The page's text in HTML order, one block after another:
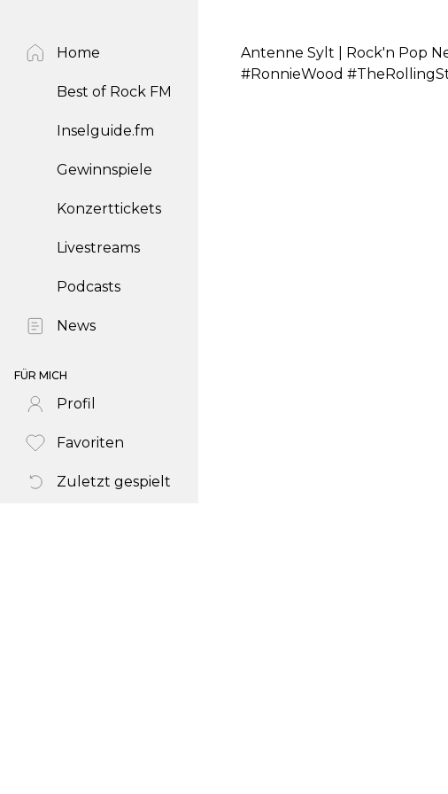
Home
Best of Rock FM
Inselguide.fm
Gewinnspiele
Konzerttickets
Livestreams
Podcasts
News
FÜR MICH
Profil
Favoriten
Zuletzt gespielt
Antenne Sylt | Rock'n Pop
#RonnieWood